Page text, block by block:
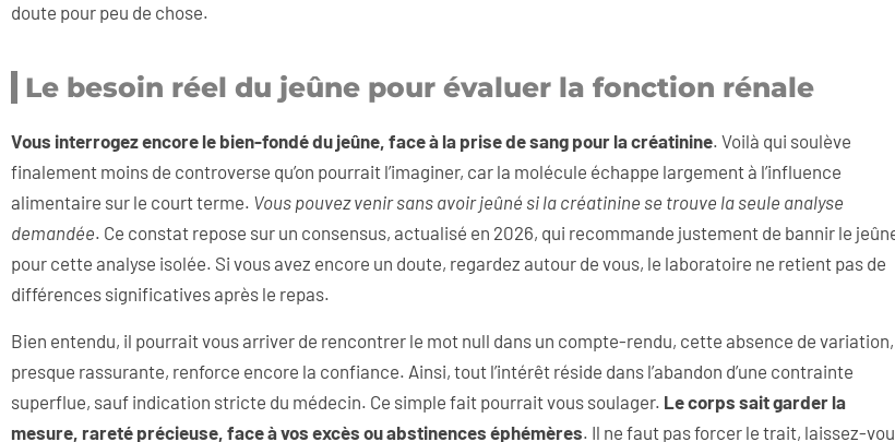
doute pour peu de chose.
Le besoin réel du jeûne pour évaluer la fonction rénale
Vous interrogez encore le bien-fondé du jeûne, face à la prise de sang pour la créatinine. Voilà qui soulève
finalement moins de controverse qu’on pourrait l’imaginer, car la molécule échappe largement à l’influence
alimentaire sur le court terme. Vous pouvez venir sans avoir jeûné si la créatinine se trouve la seule analyse
demandée. Ce constat repose sur un consensus, actualisé en 2026, qui recommande justement de bannir le
pour cette analyse isolée. Si vous avez encore un doute, regardez autour de vous, le laboratoire ne retient pas de
différences significatives après le repas.
Bien entendu, il pourrait vous arriver de rencontrer le mot null dans un compte-rendu, cette absence de variation,
presque rassurante, renforce encore la confiance. Ainsi, tout l’intérêt réside dans l’abandon d’une contrainte
superflue, sauf indication stricte du médecin. Ce simple fait pourrait vous soulager. Le corps sait garder la
mesure, rareté précieuse, face à vos excès ou abstinences éphémères. Il ne faut pas forcer le trait, laissez-